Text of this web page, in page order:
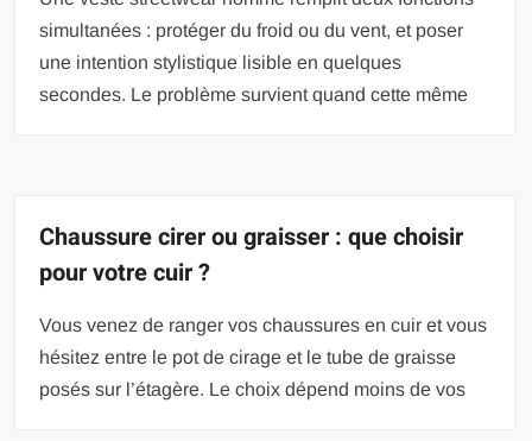
simultanées : protéger du froid ou du vent, et poser
une intention stylistique lisible en quelques
secondes. Le problème survient quand cette même
Chaussure cirer ou graisser : que choisir
pour votre cuir ?
Vous venez de ranger vos chaussures en cuir et vous
hésitez entre le pot de cirage et le tube de graisse
posés sur l’étagère. Le choix dépend moins de vos